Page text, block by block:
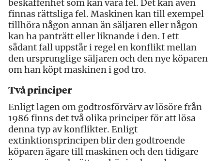
beskaffenhet som kan vara fel. Det kan även
finnas rättsliga fel. Maskinen kan till exempel
tillhöra någon annan än säljaren eller någon
kan ha panträtt eller liknande i den. I ett
sådant fall uppstår i regel en konflikt mellan
den ursprunglige säljaren och den nye köparen
om han köpt maskinen i god tro.
Två principer
Enligt lagen om godtrosförvärv av lösöre från
1986 finns det två olika principer för att lösa
denna typ av konflikter. Enligt
extinktionsprincipen blir den godtroende
köparen ägare till maskinen och den tidigare